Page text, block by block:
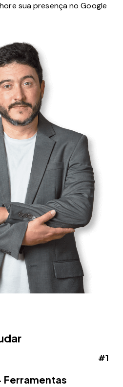
sua presença no Google
#1
Ferramentas